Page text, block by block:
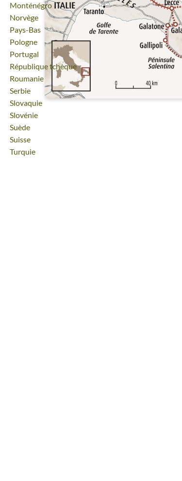
Voyage
Monténégro
Voyage
Norvège
Voyage
Pays-Bas
Voyage
Pologne
Voyage
Portugal
Voyage
République tchèque
Voyage
Roumanie
Voyage
Serbie
Voyage
Slovaquie
Voyage
Slovénie
Voyage
Suède
Voyage
Suisse
Voyage
Turquie